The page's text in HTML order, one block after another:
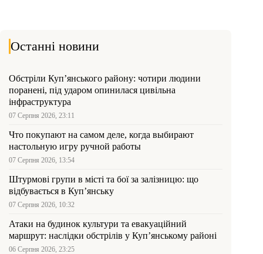
Останні новини
Обстріли Куп’янського району: чотири людини
поранені, під ударом опинилася цивільна
інфраструктура
07 Серпня 2026, 23:11
Что покупают на самом деле, когда выбирают
настольную игру ручной работы
07 Серпня 2026, 13:54
Штурмові групи в місті та бої за залізницю: що
відбувається в Куп’янську
07 Серпня 2026, 10:32
Атаки на будинок культури та евакуаційний
маршрут: наслідки обстрілів у Куп’янському районі
06 Серпня 2026, 23:25